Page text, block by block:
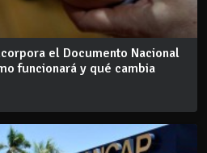
el Documento Nacional
funcionará y qué cambia